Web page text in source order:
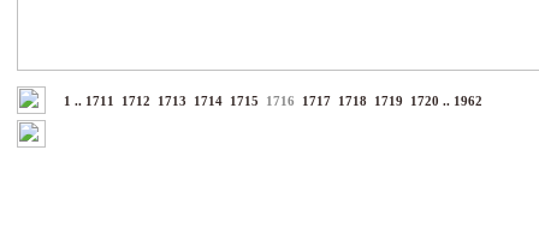
1 .. 1711 1712 1713 1714 1715 1716 1717 1718 1719 1720 .. 1962